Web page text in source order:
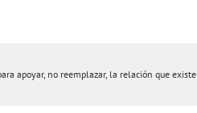
apoyar, no reemplazar, la relación que